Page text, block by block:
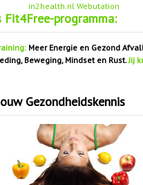
in2health.nl Webutation
Fit4Free-programma:
Meer Energie en Gezond
Beweging, Mindset en Rust.Jij
Gezondheidskennis